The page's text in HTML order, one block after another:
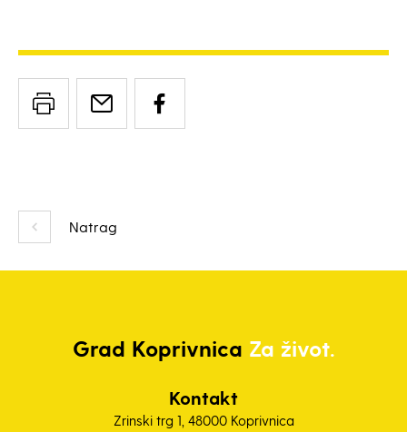
Natrag
Grad Koprivnica Za život.
Kontakt
Zrinski trg 1, 48000 Koprivnica